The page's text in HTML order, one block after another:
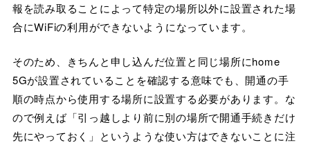
報を読み取ることによって特定の場所以外に設置された場
合にWiFiの利用ができないようになっています。
そのため、きちんと申し込んだ位置と同じ場所にhome
5Gが設置されていることを確認する意味でも、開通の手
順の時点から使用する場所に設置する必要があります。な
ので例えば「引っ越しより前に別の場所で開通手続きだけ
先にやっておく」というような使い方はできないことに注